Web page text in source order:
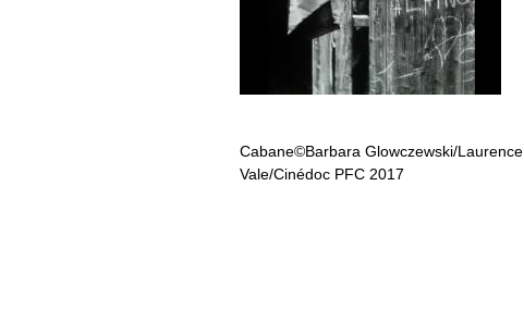
Cabane©Barbara Glowczewski/Laurence
Vale/Cinédoc PFC 2017